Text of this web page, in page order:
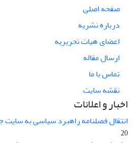
صفحه اصلی
درباره نشریه
اعضای هیات تحریریه
ارسال مقاله
تماس با ما
نقشه سایت
اخبار و اعلانات
انتقال فصلنامه راهبرد سیاسی به
20